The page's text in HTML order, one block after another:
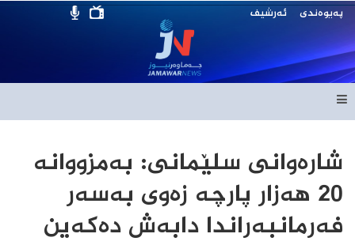
پەیوەندی ئەرشیف
شارەوانی سلێمانی: به‌مزووانه‌
20 هه‌زار پارچه‌ زه‌وی به‌سه‌ر
فه‌رمانبه‌راندا دابه‌ش ده‌كه‌ین